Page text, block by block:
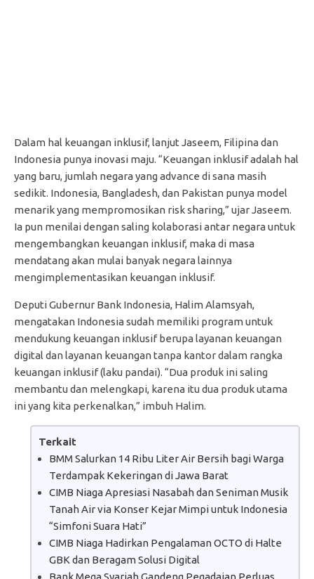
Dalam hal keuangan inklusif, lanjut Jaseem, Filipina dan
Indonesia punya inovasi maju. “Keuangan inklusif adalah hal
yang baru, jumlah negara yang advance di sana masih
sedikit. Indonesia, Bangladesh, dan Pakistan punya model
menarik yang mempromosikan risk sharing,” ujar Jaseem.
Ia pun menilai dengan saling kolaborasi antar negara untuk
mengembangkan keuangan inklusif, maka di masa
mendatang akan mulai banyak negara lainnya
mengimplementasikan keuangan inklusif.
Deputi Gubernur Bank Indonesia, Halim Alamsyah,
mengatakan Indonesia sudah memiliki program untuk
mendukung keuangan inklusif berupa layanan keuangan
digital dan layanan keuangan tanpa kantor dalam rangka
keuangan inklusif (laku pandai). “Dua produk ini saling
membantu dan melengkapi, karena itu dua produk utama
ini yang kita perkenalkan,” imbuh Halim.
Terkait
BMM Salurkan 14 Ribu Liter Air Bersih bagi Warga
Terdampak Kekeringan di Jawa Barat
CIMB Niaga Apresiasi Nasabah dan Seniman Musik
Tanah Air via Konser Kejar Mimpi untuk Indonesia
“Simfoni Suara Hati”
CIMB Niaga Hadirkan Pengalaman OCTO di Halte
GBK dan Beragam Solusi Digital
Bank Mega Syariah Gandeng Pegadaian Perluas